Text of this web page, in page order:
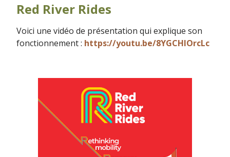
Red River Rides
Voici une vidéo de présentation qui explique son
fonctionnement : https://youtu.be/8YGCHIOrcLc